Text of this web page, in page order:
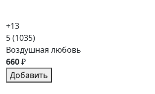
+13
5(1035)
Воздушная любовь
660₽
Добавить